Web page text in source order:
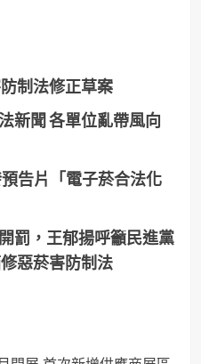
制法修正草案
新聞 各單位亂帶風向
告片「電子菸合法化
罰，王郁揚呼籲民進黨
惡菸害防制法